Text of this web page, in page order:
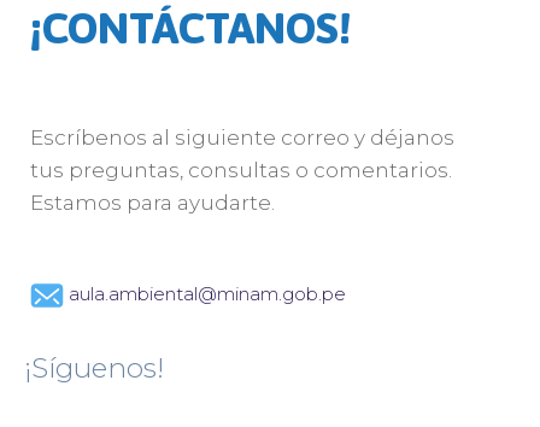
¡CONTÁCTANOS!
Escríbenos al siguiente correo y déjanos
tus preguntas, consultas o comentarios.
Estamos para ayudarte.
aula.ambiental@minam.gob.pe
¡Síguenos!